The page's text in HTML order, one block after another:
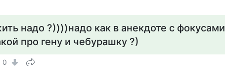
надо ?))))надо как в анекдоте с фокусами
про гену и чебурашку ?)
0